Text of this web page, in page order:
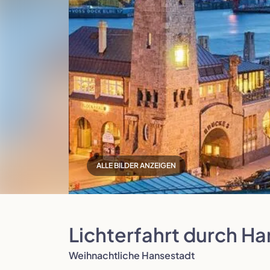
Polen Portugal
Slowenien Spanien
ALLE BILDER ANZEIGEN
Lichterfahrt durch
Weihnachtliche Hansestadt